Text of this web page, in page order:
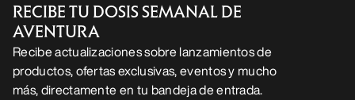
RECIBE TU DOSIS SEMANAL DE
AVENTURA
Recibe actualizaciones sobre lanzamientos de
productos, ofertas exclusivas, eventos y mucho
más, directamente en tu bandeja de entrada.